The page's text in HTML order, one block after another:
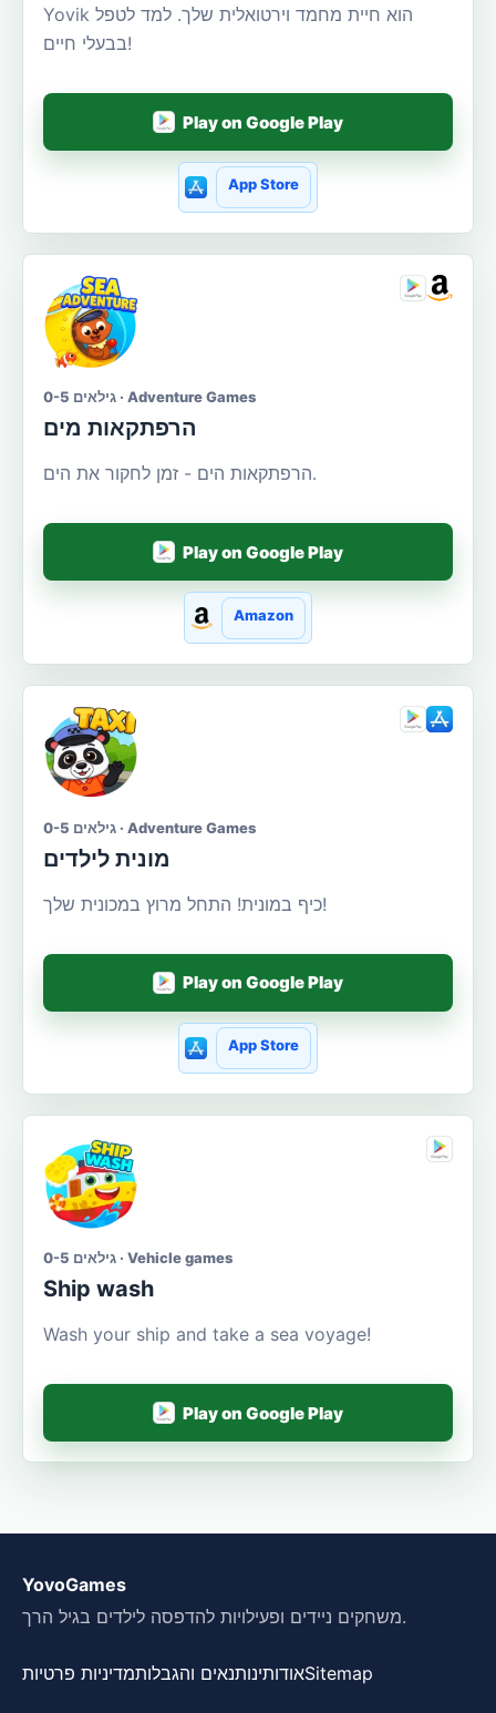
Yovik הוא חיית מחמד וירטואלית שלך. למד לטפל
בבעלי חיים!
Play on Google Play
App Store
גילאים 0-5 · Adventure Games
הרפתקאות מים
הרפתקאות הים - זמן לחקור את הים.
Play on Google Play
Amazon
גילאים 0-5 · Adventure Games
מונית לילדים
כיף במונית! התחל מרוץ במכונית שלך!
Play on Google Play
App Store
גילאים 0-5 · Vehicle games
Ship wash
Wash your ship and take a sea voyage!
Play on Google Play
YovoGames
משחקים ניידים ופעילויות להדפסה לילדים בגיל הרך.
מדיניות פרטיותתנאים והגבלותאודותינוSitemap